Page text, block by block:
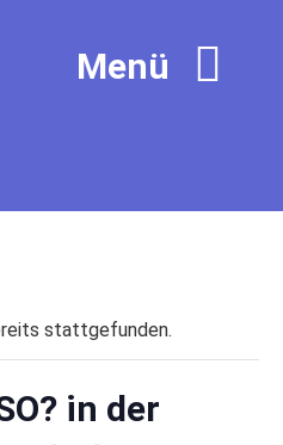
stattgefunden.
in der